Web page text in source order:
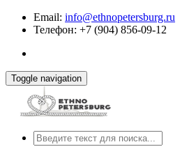
Email: info@ethnopetersburg.ru
Телефон: +7 (904) 856-09-12
Toggle navigation